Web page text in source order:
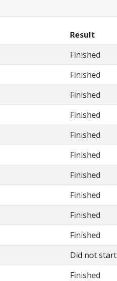
Result
Finished
Finished
Finished
Finished
Finished
Finished
Finished
Finished
Finished
Finished
Did not start
Finished